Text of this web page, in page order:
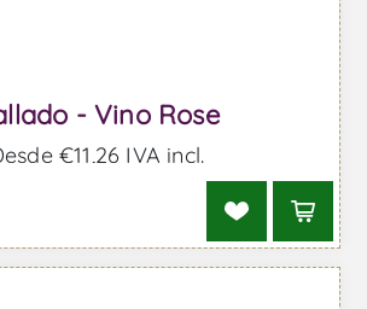
- Vino Rose
€11,26 IVA incl.